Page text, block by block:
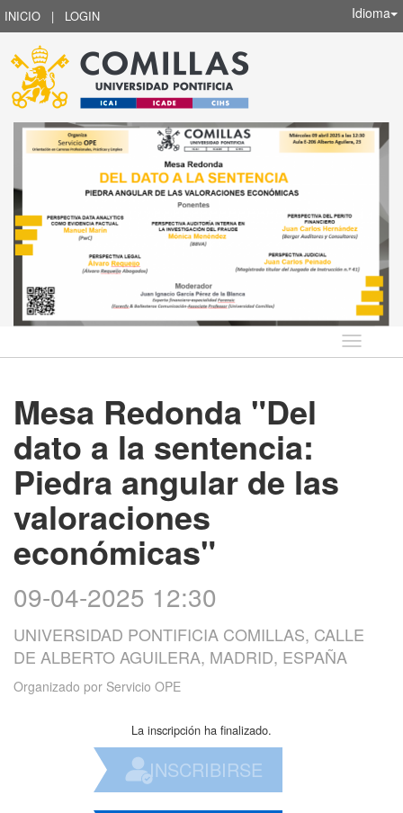
INICIO | LOGIN Idioma
Idioma
Mesa Redonda "Del
dato a la sentencia:
Piedra angular de las
valoraciones
económicas"
09-04-2025 12:30
UNIVERSIDAD PONTIFICIA COMILLAS, CALLE
DE ALBERTO AGUILERA, MADRID, ESPAÑA
Organizado por Servicio OPE
La inscripción ha finalizado.
INSCRIBIRSE